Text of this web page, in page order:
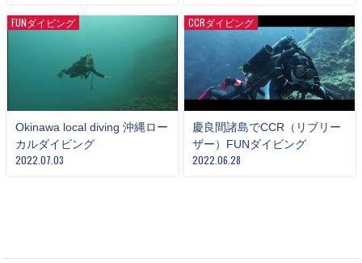
FUNダイビング
Okinawa local diving 沖縄ロー
カルダイビング
2022.07.03
CCRダイビング
慶良間諸島でCCR（リブリー
ザー）FUNダイビング
2022.06.28